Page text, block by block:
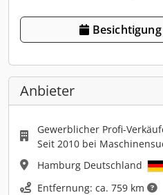
Anbieter
Gewerblicher Profi-
Seit 2010 bei
Hamburg Deutschland
Entfernung: ca. 759 km